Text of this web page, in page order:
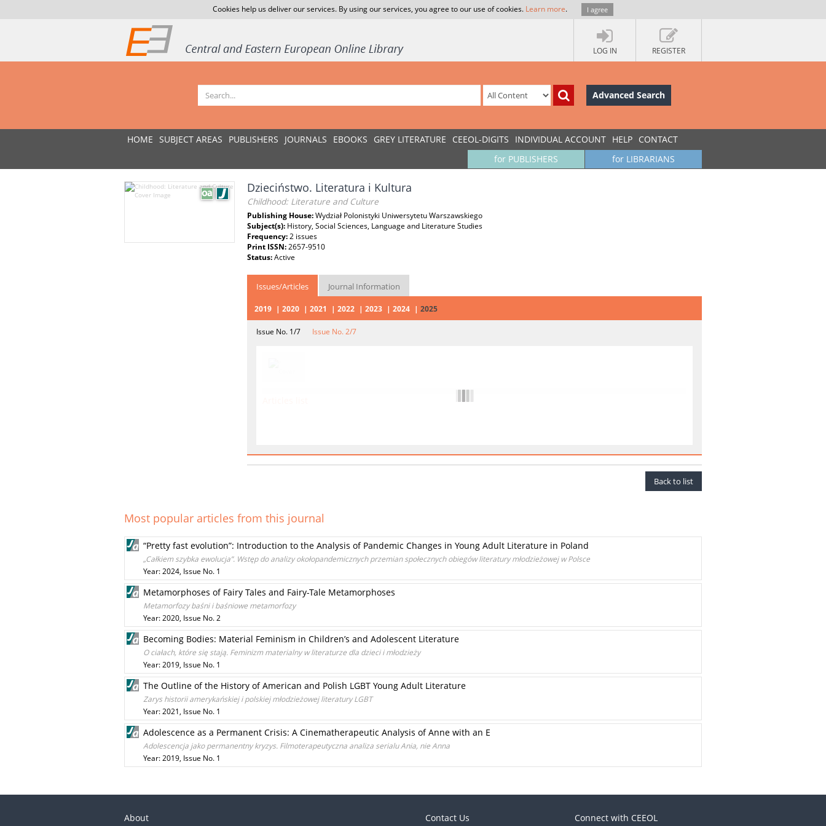
Cookies help us deliver our services. By using our services, you agree to our use of cookies. Learn more. I agree
LOG IN REGISTER
Advanced Search
HOME SUBJECT AREAS PUBLISHERS JOURNALS EBOOKS GREY LITERATURE CEEOL-DIGITS INDIVIDUAL ACCOUNT HELP CONTACT
for LIBRARIANS
for PUBLISHERS
Dzieciństwo. Literatura i Kultura
Childhood: Literature and Culture
Publishing House:Wydział Polonistyki Uniwersytetu Warszawskiego
Subject(s): History, Social Sciences, Language and Literature Studies
Frequency:2 issues
Print ISSN:2657-9510
Status:Active
Issues/Articles Journal Information
2019 2020 2021 2022 2023 2024 2025
Issue No. 1/7 Issue No. 2/7
Back to list
Most popular articles from this journal
“Pretty fast evolution”: Introduction to the Analysis of Pandemic Changes in Young Adult Literature in Poland
„Całkiem szybka ewolucja”. Wstęp do analizy okołopandemicznych przemian społecznych obiegów literatury młodzieżowej w Polsce
Year: 2024, Issue No. 1
Metamorphoses of Fairy Tales and Fairy-Tale Metamorphoses
Metamorfozy baśni i baśniowe metamorfozy
Year: 2020, Issue No. 2
Becoming Bodies: Material Feminism in Children’s and Adolescent Literature
O ciałach, które się stają. Feminizm materialny w literaturze dla dzieci i młodzieży
Year: 2019, Issue No. 1
The Outline of the History of American and Polish LGBT Young Adult Literature
Zarys historii amerykańskiej i polskiej młodzieżowej literatury LGBT
Year: 2021, Issue No. 1
Adolescence as a Permanent Crisis: A Cinematherapeutic Analysis of Anne with an E
Adolescencja jako permanentny kryzys. Filmoterapeutyczna analiza serialu Ania, nie Anna
Year: 2019, Issue No. 1
About Contact Us Connect with CEEOL